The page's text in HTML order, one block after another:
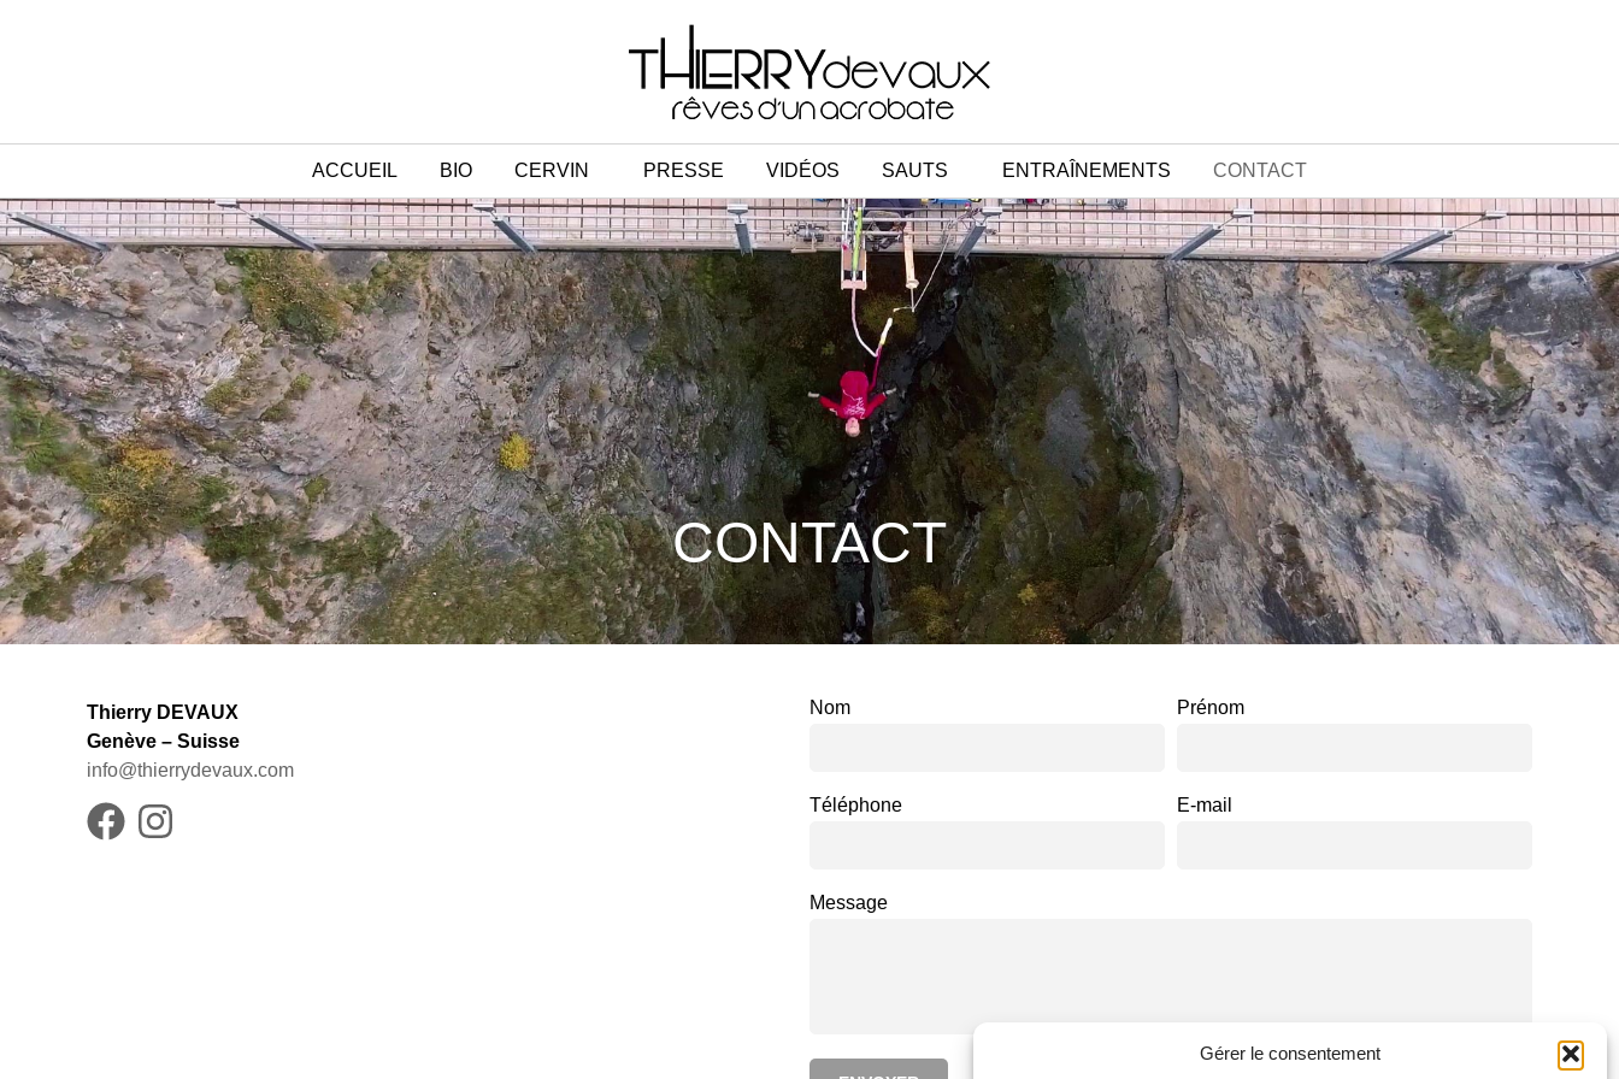
Gérer le consentement
ACCUEIL BIO CERVIN PRESSE VIDÉOS SAUTS ENTRAÎNEMENTS CONTACT
CONTACT
Thierry DEVAUX
Genève – Suisse
info@thierrydevaux.com
Nom Prénom
Téléphone E-mail
Message